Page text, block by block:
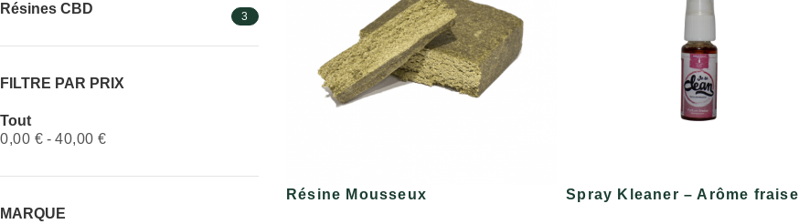
Résines CBD 3
FILTRE PAR PRIX
Tout
0,00 € - 40,00 €
MARQUE
Résine Mousseux Spray Kleaner – Arôme fraise